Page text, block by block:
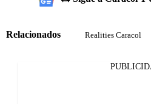
Relacionados Realities Caracol